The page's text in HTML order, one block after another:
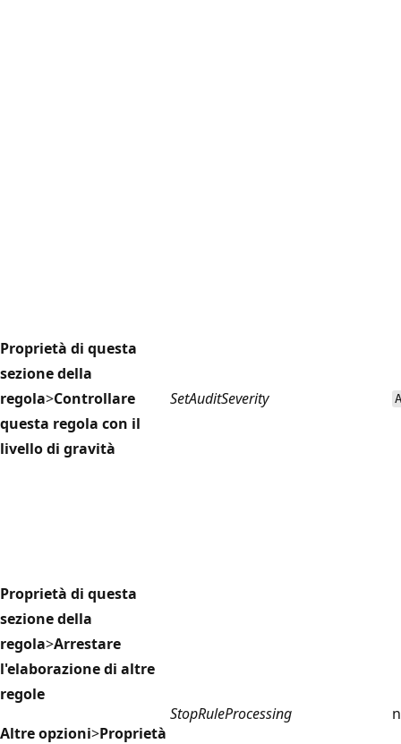
Proprietà di questa
sezione della
regola>Controllare
questa regola con il
livello di gravità
SetAuditSeverity
Proprietà di questa
sezione della
regola>Arrestare
l'elaborazione di altre
regole
Altre opzioni>Proprietà
StopRuleProcessing